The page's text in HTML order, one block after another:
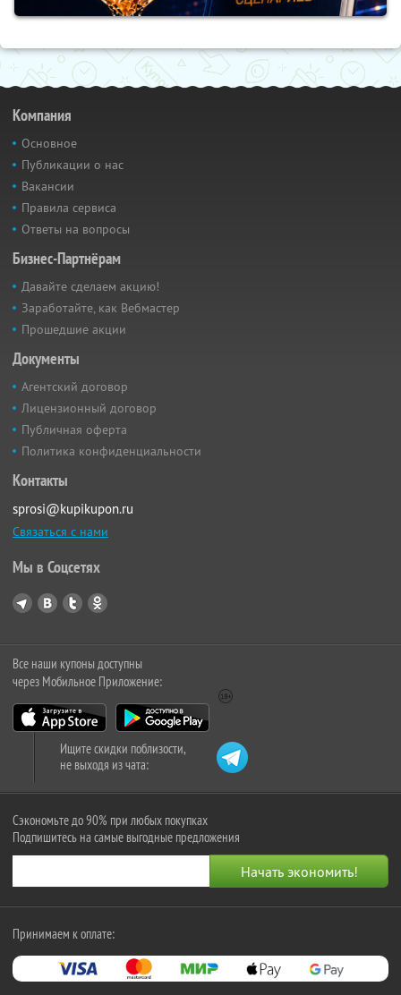
Компания
Основное
Публикации о нас
Вакансии
Правила сервиса
Ответы на вопросы
Бизнес-Партнёрам
Давайте сделаем акцию!
Заработайте, как Вебмастер
Прошедшие акции
Документы
Агентский договор
Лицензионный договор
Публичная оферта
Политика конфиденциальности
Контакты
sprosi@kupikupon.ru
Связаться с нами
Мы в Соцсетях
Все наши купоны доступны
через Мобильное Приложение:
Ищите скидки поблизости,
не выходя из чата:
Сэкономьте до 90% при любых покупках
Подпишитесь на самые выгодные предложения
Принимаем к оплате: